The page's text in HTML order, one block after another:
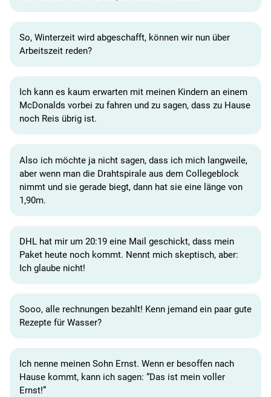
So, Winterzeit wird abgeschafft, können wir nun über
Arbeitszeit reden?
Ich kann es kaum erwarten mit meinen Kindern an einem
McDonalds vorbei zu fahren und zu sagen, dass zu Hause
noch Reis übrig ist.
Also ich möchte ja nicht sagen, dass ich mich langweile,
aber wenn man die Drahtspirale aus dem Collegeblock
nimmt und sie gerade biegt, dann hat sie eine länge von
1,90m.
DHL hat mir um 20:19 eine Mail geschickt, dass mein
Paket heute noch kommt. Nennt mich skeptisch, aber:
Ich glaube nicht!
Sooo, alle rechnungen bezahlt! Kenn jemand ein paar gute
Rezepte für Wasser?
Ich nenne meinen Sohn Ernst. Wenn er besoffen nach
Hause kommt, kann ich sagen: “Das ist mein voller
Ernst!”